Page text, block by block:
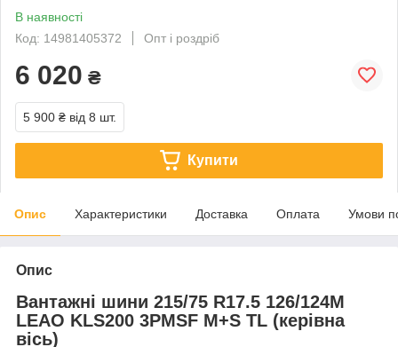
В наявності
Код: 14981405372
Опт і роздріб
6 020 ₴
5 900 ₴ від 8 шт.
Купити
Опис Характеристики Доставка Оплата Умови
Опис
Вантажні шини 215/75 R17.5 126/124M
LEAO KLS200 3PMSF M+S TL (керівна
вісь)